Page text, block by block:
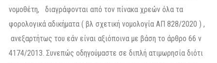
νομοθέτη, διαγράφονται από τον πίνακα χρεών όλα τα
φορολογικά αδικήματα ( βλ σχετική νομολογία ΑΠ 828/2020 ) ,
ανεξαρτήτως του εάν είναι αξιόποινα με βάση το άρθρο 66 ν
4174/2013. Συνεπώς οδηγούμαστε σε διπλή ατιμωρησία διότι